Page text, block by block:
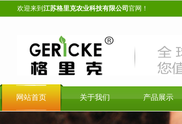
欢迎来到 江苏格里克农业科技有限公司 官网！
网站首页 关于我们 产品展示